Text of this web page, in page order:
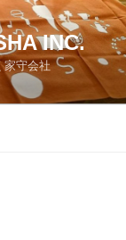
INC.
家守会社